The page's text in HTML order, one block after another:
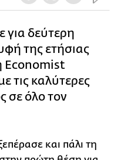
για δεύτερη
της ετήσιας
Economist
τις καλύτερες
σε όλο τον
και πάλι τη